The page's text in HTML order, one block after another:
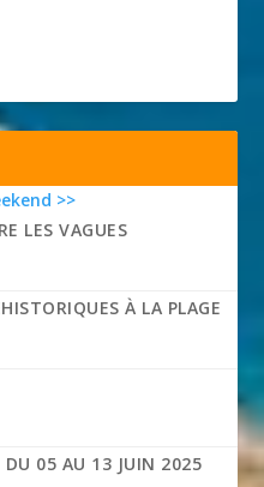
>>
LES VAGUES
À LA PLAGE
DU 05 AU 13 JUIN 2025